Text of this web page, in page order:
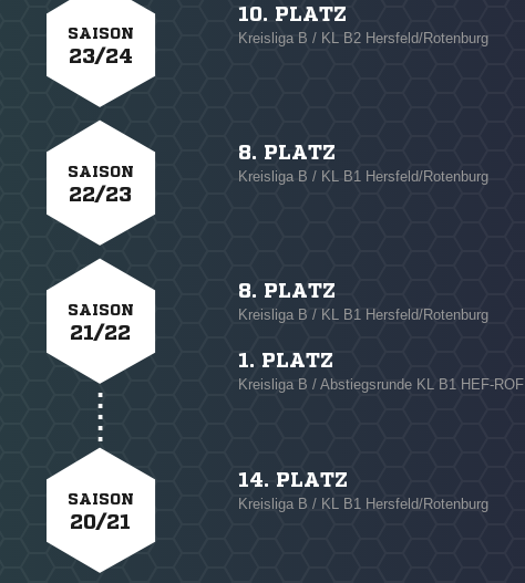
SAISON
23/24
10. PLATZ
Kreisliga B / KL B2 Hersfeld/Rotenburg
SAISON
22/23
8. PLATZ
Kreisliga B / KL B1 Hersfeld/Rotenburg
SAISON
21/22
8. PLATZ
Kreisliga B / KL B1 Hersfeld/Rotenburg
1. PLATZ
Kreisliga B / Abstiegsrunde KL B1 HEF-ROF
SAISON
20/21
14. PLATZ
Kreisliga B / KL B1 Hersfeld/Rotenburg